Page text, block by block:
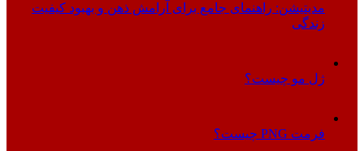
مدیتیشن: راهنمای جامع برای آرامش ذهن و بهبود کیفیت
زندگی
ژل مو چیست؟
فرمت PNG چیست؟